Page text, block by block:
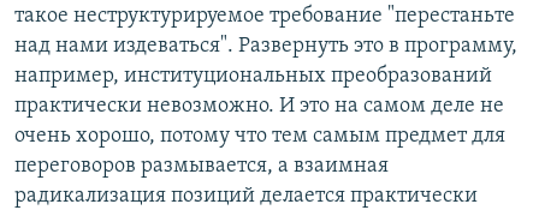
такое неструктурируемое требование "перестаньте
над нами издеваться". Развернуть это в программу,
например, институциональных преобразований
практически невозможно. И это на самом деле не
очень хорошо, потому что тем самым предмет для
переговоров размывается, а взаимная
радикализация позиций делается практически